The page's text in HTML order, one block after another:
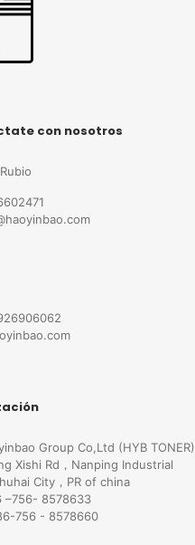
con nosotros
Group Co,Ltd (HYB TONER)
Xishi Rd，Nanping Industrial
City，PR of china
–756- 8578633
756 - 8578660